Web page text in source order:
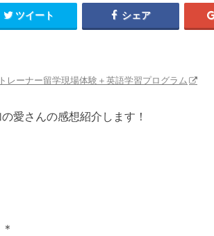
ツイート シェア
レーナー留学現場体験＋英語学習プログラム
愛さんの感想紹介します！